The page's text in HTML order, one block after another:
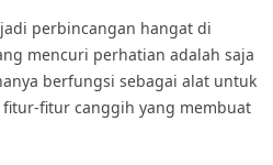
perbincangan hangat di
mencuri perhatian adalah saja
berfungsi sebagai alat untuk
fitur-fitur canggih yang membuat